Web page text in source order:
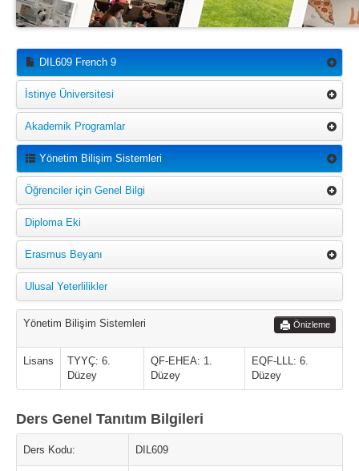
DIL609 French 9
İstinye Üniversitesi
Akademik Programlar
Yönetim Bilişim Sistemleri
Öğrenciler için Genel Bilgi
Diploma Eki
Erasmus Beyanı
Ulusal Yeterlilikler
Yönetim Bilişim Sistemleri Önizleme
Lisans
TYYÇ: 6.
Düzey
QF-EHEA: 1.
Düzey
EQF-LLL: 6.
Düzey
Ders Genel Tanıtım Bilgileri
Ders Kodu: DIL609